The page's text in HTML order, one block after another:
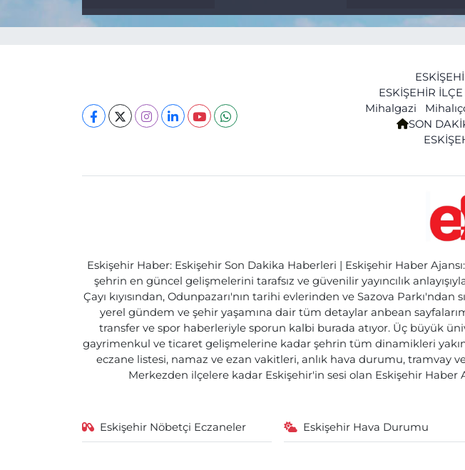
ESKİŞEHİR
Mihalgazi
SON
Eskişehir Haber: Eskişehir Son Dakika Haberleri | Eskişehir Haber
şehrin en güncel gelişmelerini tarafsız ve güvenilir yayıncılık
Çayı kıyısından, Odunpazarı'nın tarihi evlerinden ve Sazova
yerel gündem ve şehir yaşamına dair tüm detaylar anbean
transfer ve spor haberleriyle sporun kalbi burada atıyor. Üç büyük
gayrimenkul ve ticaret gelişmelerine kadar şehrin tüm dinamikleri
eczane listesi, namaz ve ezan vakitleri, anlık hava durumu,
Merkezden ilçelere kadar Eskişehir'in sesi olan Eskişehir Haber
Eskişehir Nöbetçi Eczaneler Eskişehir Hava Durumu